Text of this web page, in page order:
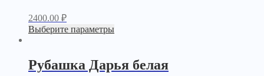
2400.00 ₽
Выберите параметры
Рубашка Дарья белая